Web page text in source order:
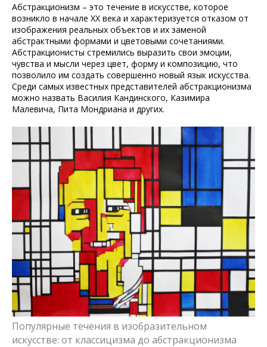
Абстракционизм – это течение в искусстве, которое
возникло в начале XX века и характеризуется отказом от
изображения реальных объектов и их заменой
абстрактными формами и цветовыми сочетаниями.
Абстракционисты стремились выразить свои эмоции,
чувства и мысли через цвет, форму и композицию, что
позволило им создать совершенно новый язык искусства.
Среди самых известных представителей абстракционизма
можно назвать Василия Кандинского, Казимира
Малевича, Пита Мондриана и других.
Популярные течения в изобразительном
искусстве: от классицизма до абстракционизма